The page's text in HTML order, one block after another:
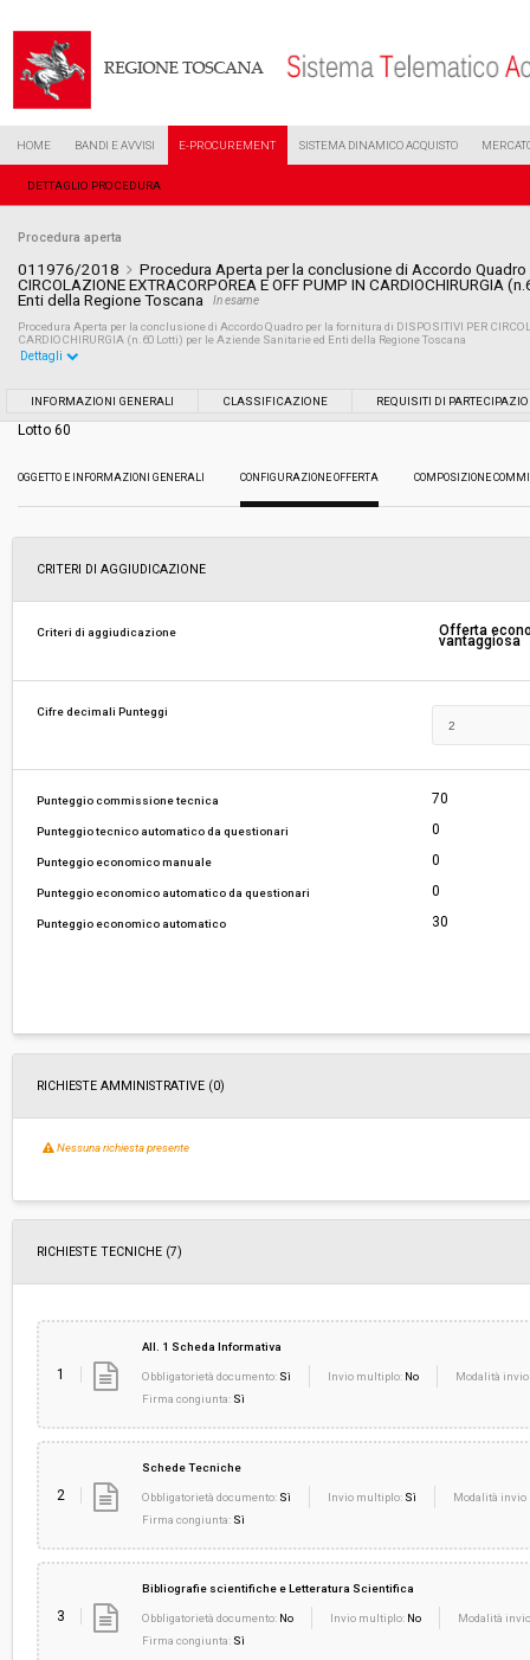
HOME BANDI E AVVISI E-PROCUREMENT SISTEMA DINAMICO ACQUISTO
DETTAGLIO PROCEDURA
Procedura aperta
011976/2018
Procedura Aperta per la conclusione di Accordo Quadro
CIRCOLAZIONE EXTRACORPOREA E OFF PUMP IN CARDIOCHIRURGIA
Enti della Regione Toscana
In esame
Procedura Aperta per la conclusione di Accordo Quadro per la fornitura di DISPOSITIVI PER
CARDIOCHIRURGIA (n.60 Lotti) per le Aziende Sanitarie ed Enti della Regione Toscana
Tipo di contratto:
08/06/2018 12:59
Svolgimento:
Responsabile attuale:
ESTAR - ENTE DI SUPPORTO TECNICO
REGIONALE - AREA FARMACI, DIAGNOSTICI E
Dettagli
INFORMAZIONI GENERALI CLASSIFICAZIONE REQUISITI DI
Lotto 60
OGGETTO E INFORMAZIONI GENERALI CONFIGURAZIONE OFFERTA COMPOSIZIONE
CRITERI DI AGGIUDICAZIONE
Criteri di aggiudicazione Offerta
vantaggiosa
Cifre decimali Punteggi
Punteggio commissione tecnica 70
Punteggio tecnico automatico da questionari 0
Punteggio economico manuale 0
Punteggio economico automatico da questionari 0
Punteggio economico automatico 30
RICHIESTE AMMINISTRATIVE (0)
Nessuna richiesta presente
RICHIESTE TECNICHE (7)
1
All. 1 Scheda Informativa
Obbligatorietà documento: Sì Invio multiplo: No
Modalità
Firma congiunta: Sì
2
Schede Tecniche
Obbligatorietà documento: Sì Invio multiplo: Sì
Modalità invio
Firma congiunta: Sì
3
Bibliografie scientifiche e Letteratura Scientifica
Obbligatorietà documento: No Invio multiplo: No
Modalità
Firma congiunta: Sì